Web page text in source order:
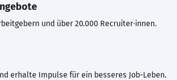
und über 20.000 Recruiter·innen.
erhalte Impulse für ein besseres Job-Leben.